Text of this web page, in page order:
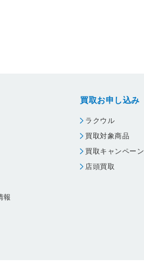
報
買取お申し込み
ラクウル
買取対象商品
買取キャンペーン
店頭買取